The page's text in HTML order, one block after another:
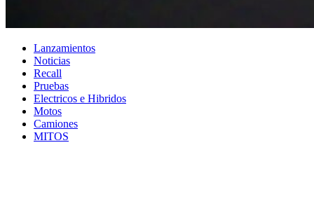
Lanzamientos
Noticias
Recall
Pruebas
Electricos e Hibridos
Motos
Camiones
MITOS